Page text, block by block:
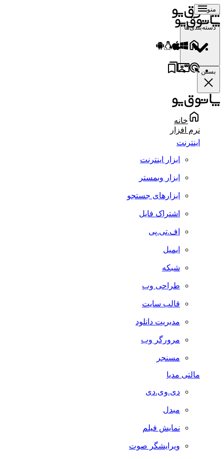
منو
دسته‌بندی‌ها
بستن
خانه
نرم افزار
اینترنت
ابزار اینترنت
ابزار وبمستر
ابزارهای جستجو
اشتراک فایل
اف.تی.پی
ایمیل
شبکه
طراحی وب
قالب سایت
مدیریت دانلود
مرورگر وب
مسنجر
مالتی مدیا
دی.وی.دی
مبدل
نمایش فیلم
ویرایشگر صوت